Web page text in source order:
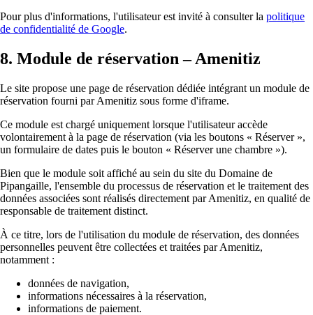
Pour plus d'informations, l'utilisateur est invité à consulter la politique
de confidentialité de Google.
8. Module de réservation – Amenitiz
Le site propose une page de réservation dédiée intégrant un module de
réservation fourni par Amenitiz sous forme d'iframe.
Ce module est chargé uniquement lorsque l'utilisateur accède
volontairement à la page de réservation (via les boutons « Réserver »,
un formulaire de dates puis le bouton « Réserver une chambre »).
Bien que le module soit affiché au sein du site du Domaine de
Pipangaille, l'ensemble du processus de réservation et le traitement des
données associées sont réalisés directement par Amenitiz, en qualité de
responsable de traitement distinct.
À ce titre, lors de l'utilisation du module de réservation, des données
personnelles peuvent être collectées et traitées par Amenitiz,
notamment :
données de navigation,
informations nécessaires à la réservation,
informations de paiement.